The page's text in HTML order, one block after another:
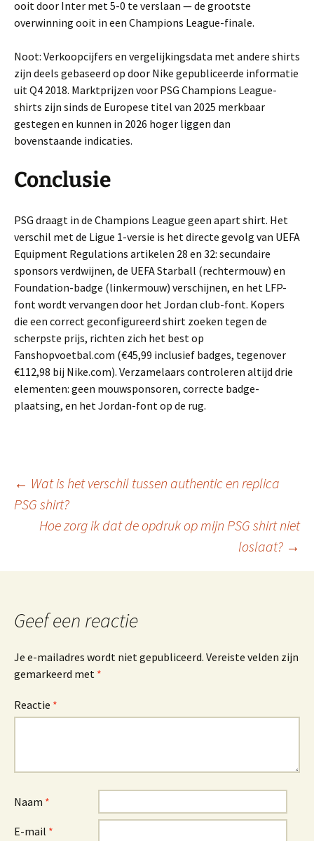
ooit door Inter met 5-0 te verslaan — de grootste
overwinning ooit in een Champions League-finale.
Noot: Verkoopcijfers en vergelijkingsdata met andere shirts
zijn deels gebaseerd op door Nike gepubliceerde informatie
uit Q4 2018. Marktprijzen voor PSG Champions League-
shirts zijn sinds de Europese titel van 2025 merkbaar
gestegen en kunnen in 2026 hoger liggen dan
bovenstaande indicaties.
Conclusie
PSG draagt in de Champions League geen apart shirt. Het
verschil met de Ligue 1-versie is het directe gevolg van UEFA
Equipment Regulations artikelen 28 en 32: secundaire
sponsors verdwijnen, de UEFA Starball (rechtermouw) en
Foundation-badge (linkermouw) verschijnen, en het LFP-
font wordt vervangen door het Jordan club-font. Kopers
die een correct geconfigureerd shirt zoeken tegen de
scherpste prijs, richten zich het best op
Fanshopvoetbal.com (€45,99 inclusief badges, tegenover
€112,98 bij Nike.com). Verzamelaars controleren altijd drie
elementen: geen mouwsponsoren, correcte badge-
plaatsing, en het Jordan-font op de rug.
Berichtnavigatie
← Wat is het verschil tussen authentic en replica
PSG shirt?
Hoe zorg ik dat de opdruk op mijn PSG shirt niet
loslaat? →
Geef een reactie
Je e-mailadres wordt niet gepubliceerd. Vereiste velden zijn
gemarkeerd met *
Reactie *
Naam *
E-mail *